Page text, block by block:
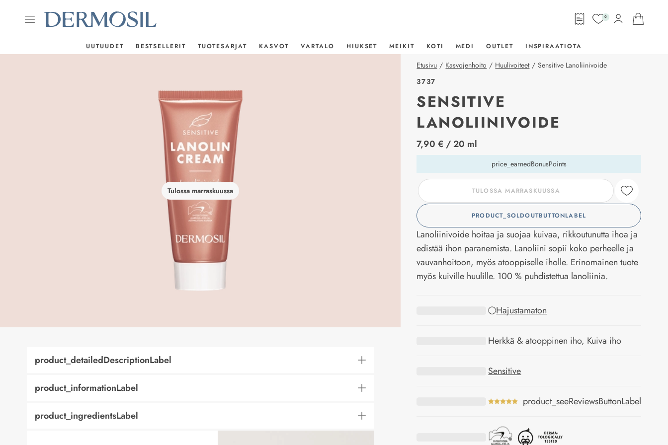
0
UUTUUDET BESTSELLERIT TUOTESARJAT KASVOT VARTALO HIUKSET MEIKIT KOTI MEDI OUTLET INSPIRAATIOTA
Tulossa marraskuussa
Etusivu / Kasvojenhoito / Huulivoiteet / Sensitive Lanoliinivoide
3737
SENSITIVE
LANOLIINIVOIDE
price_label
7,90 € / 20 ml
price_earnedBonusPoints
TULOSSA MARRASKUUSSA
PRODUCT_SOLDOUTBUTTONLABEL
Lanoliinivoide hoitaa ja suojaa kuivaa, rikkoutunutta ihoa ja
edistää ihon paranemista. Lanoliini sopii koko perheelle ja
vauvanhoitoon, myös atooppiselle iholle. Erinomainen tuote
myös kuiville huulille. 100 % puhdistettua lanoliinia.
Hajustamaton
Herkkä & atooppinen iho, Kuiva iho
Sensitive
product_seeReviewsButtonLabel
product_detailedDescriptionLabel
product_informationLabel
product_ingredientsLabel